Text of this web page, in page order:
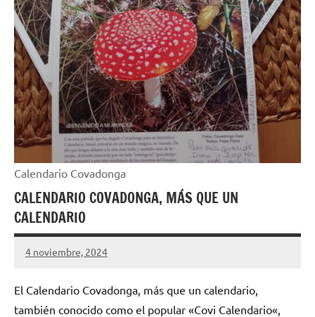
Calendario Covadonga
CALENDARIO COVADONGA, MÁS QUE UN
CALENDARIO
4 noviembre, 2024
Cuidasdeti
1
El Calendario Covadonga, más que un calendario,
también conocido como el popular «Covi Calendario«,